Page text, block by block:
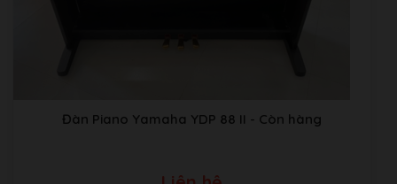
Đàn Piano Yamaha YDP 88 II - Còn hàng